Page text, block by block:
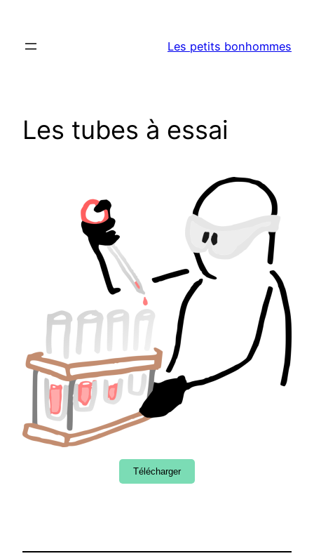
contenu
Les petits bonhommes
Les tubes à essai
Télécharger